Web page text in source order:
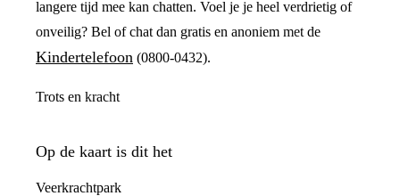
langere tijd mee kan chatten. Voel je je heel verdrietig of
onveilig? Bel of chat dan gratis en anoniem met de
Kindertelefoon (0800-0432).
Trots en kracht
Op de kaart is dit het
Veerkrachtpark